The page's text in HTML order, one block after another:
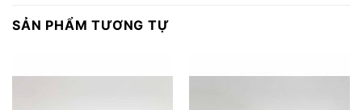
SẢN PHẨM TƯƠNG TỰ